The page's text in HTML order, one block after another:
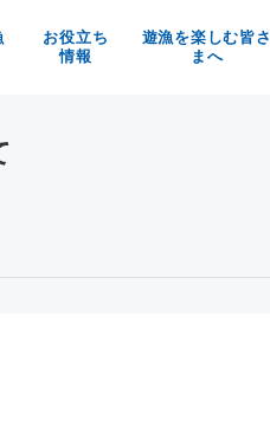
お役立ち
情報
遊漁を楽しむ皆さ
まへ